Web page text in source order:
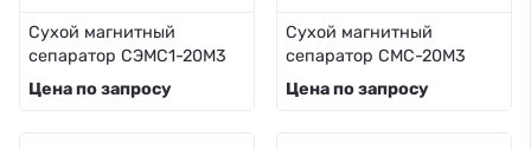
Сухой магнитный
сепаратор СЭМС1-20М3
Цена по запросу
Сухой магнитный
сепаратор СМС-20М3
Цена по запросу